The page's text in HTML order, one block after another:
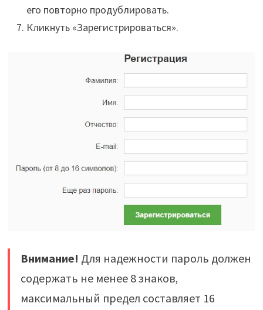
его повторно продублировать.
Кликнуть «Зарегистрироваться».
Внимание! Для надежности пароль должен
содержать не менее 8 знаков,
максимальный предел составляет 16